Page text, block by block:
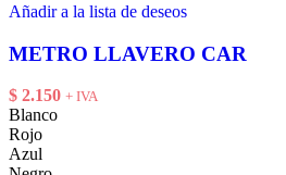
Añadir a la lista de deseos
METRO LLAVERO CAR
$ 2.150 + IVA
Blanco
Rojo
Azul